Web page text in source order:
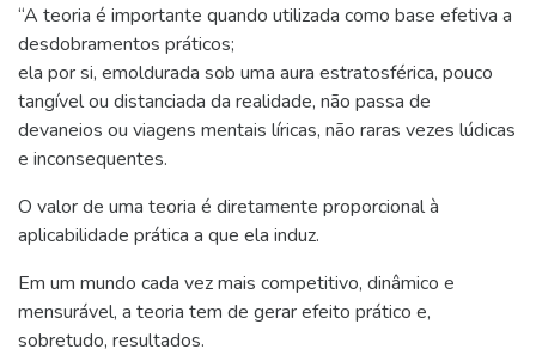
“A teoria é importante quando utilizada como base efetiva a
desdobramentos práticos;
ela por si, emoldurada sob uma aura estratosférica, pouco
tangível ou distanciada da realidade, não passa de
devaneios ou viagens mentais líricas, não raras vezes lúdicas
e inconsequentes.
O valor de uma teoria é diretamente proporcional à
aplicabilidade prática a que ela induz.
Em um mundo cada vez mais competitivo, dinâmico e
mensurável, a teoria tem de gerar efeito prático e,
sobretudo, resultados.